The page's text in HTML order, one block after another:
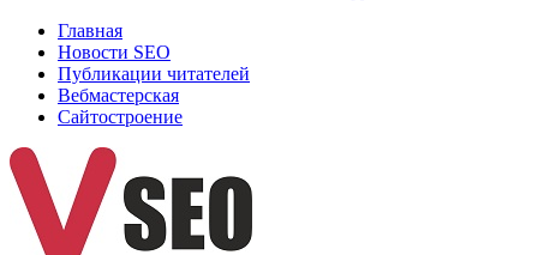
Главная
Новости SEO
Публикации читателей
Вебмастерская
Сайтостроение